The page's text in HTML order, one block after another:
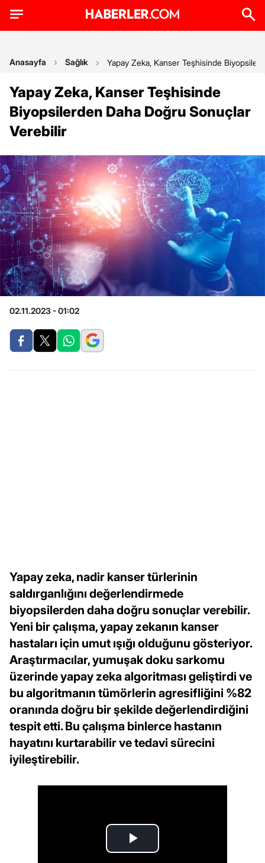
Anasayfa Sağlık Yapay Zeka, Kanser Teşhisinde
Yapay Zeka, Kanser Teşhisinde
Biyopsilerden Daha Doğru Sonuçlar
Verebilir
02.11.2023 - 01:02
Yapay zeka, nadir kanser türlerinin
saldırganlığını değerlendirmede
biyopsilerden daha doğru sonuçlar verebilir.
Yeni bir çalışma, yapay zekanın kanser
hastaları için umut ışığı olduğunu gösteriyor.
Araştırmacılar, yumuşak doku sarkomu
üzerinde yapay zeka algoritması geliştirdi ve
bu algoritmanın tümörlerin agresifliğini %82
oranında doğru bir şekilde değerlendirdiğini
tespit etti. Bu çalışma binlerce hastanın
hayatını kurtarabilir ve tedavi sürecini
iyileştirebilir.